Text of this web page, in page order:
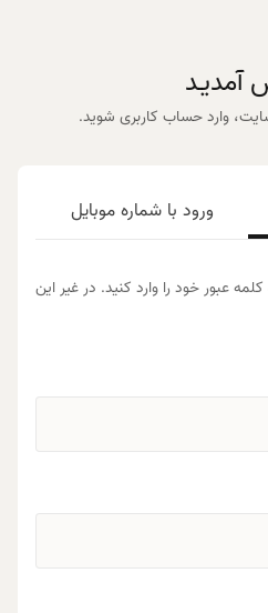
سایت، وارد حساب کاربری شوید.
ورود با شماره موبایل
کلمه عبور خود را وارد کنید. در غیر این